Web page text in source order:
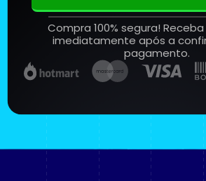
Compra 100% segura!
imediatamente após a
pagamento.